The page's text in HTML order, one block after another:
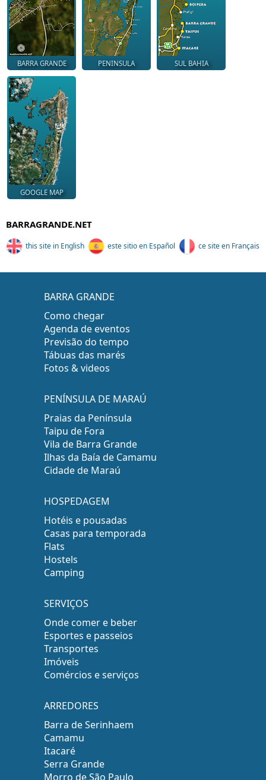
BARRA GRANDE PENINSULA SUL BAHIA
GOOGLE MAP
BARRAGRANDE.NET
this site in English este sitio en Español ce site en Français
BARRA GRANDE
Como chegar
Agenda de eventos
Previsão do tempo
Tábuas das marés
Fotos & videos
PENÍNSULA DE MARAÚ
Praias da Península
Taipu de Fora
Vila de Barra Grande
Ilhas da Baía de Camamu
Cidade de Maraú
HOSPEDAGEM
Hotéis e pousadas
Casas para temporada
Flats
Hostels
Camping
SERVIÇOS
Onde comer e beber
Esportes e passeios
Transportes
Imóveis
Comércios e serviços
ARREDORES
Barra de Serinhaem
Camamu
Itacaré
Serra Grande
Morro de São Paulo